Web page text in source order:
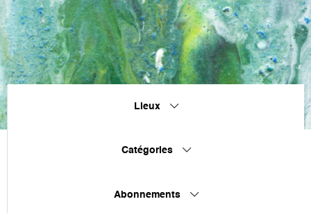
Lieux
Catégories
Abonnements